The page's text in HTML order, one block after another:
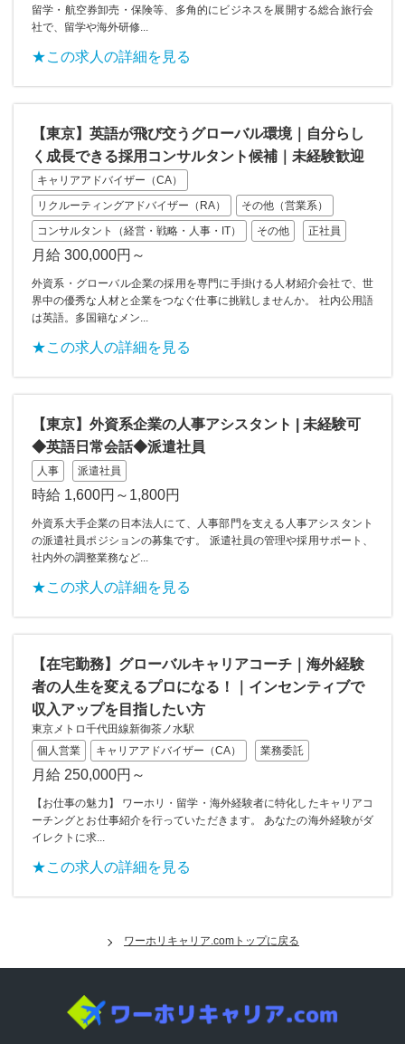
留学・航空券卸売・保険等、多角的にビジネスを展開する総合旅行会
社で、留学や海外研修...
★この求人の詳細を見る
【東京】英語が飛び交うグローバル環境｜自分らし
く成長できる採用コンサルタント候補｜未経験歓迎
キャリアアドバイザー（CA）
リクルーティングアドバイザー（RA）
その他（営業系）
コンサルタント（経営・戦略・人事・IT）
その他 正社員
月給 300,000円～
外資系・グローバル企業の採用を専門に手掛ける人材紹介会社で、世
界中の優秀な人材と企業をつなぐ仕事に挑戦しませんか。 社内公用語
は英語。多国籍なメン...
★この求人の詳細を見る
【東京】外資系企業の人事アシスタント | 未経験可
◆英語日常会話◆派遣社員
人事 派遣社員
時給 1,600円～1,800円
外資系大手企業の日本法人にて、人事部門を支える人事アシスタント
の派遣社員ポジションの募集です。 派遣社員の管理や採用サポート、
社内外の調整業務など...
★この求人の詳細を見る
【在宅勤務】グローバルキャリアコーチ｜海外経験
者の人生を変えるプロになる！｜インセンティブで
収入アップを目指したい方
東京メトロ千代田線新御茶ノ水駅
個人営業
キャリアアドバイザー（CA） 業務委託
月給 250,000円～
【お仕事の魅力】 ワーホリ・留学・海外経験者に特化したキャリアコ
ーチングとお仕事紹介を行っていただきます。 あなたの海外経験がダ
イレクトに求...
★この求人の詳細を見る
ワーホリキャリア.comトップに戻る